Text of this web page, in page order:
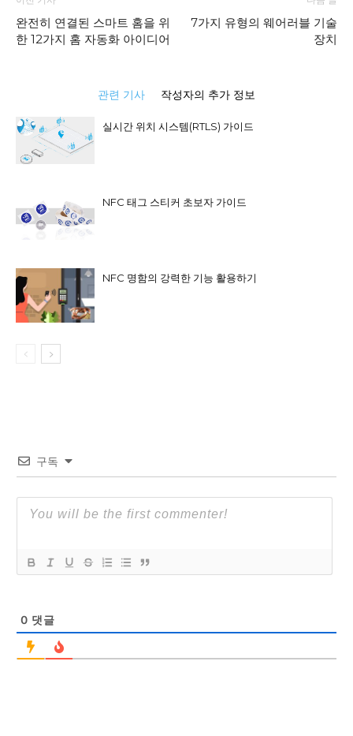
완전히 연결된 스마트 홈을 위
한 12가지 홈 자동화 아이디어
7가지 유형의 웨어러블 기술
장치
관련 기사 작성자의 추가 정보
실시간 위치 시스템(RTLS) 가이드
NFC 태그 스티커 초보자 가이드
NFC 명함의 강력한 기능 활용하기
구독
0 댓글